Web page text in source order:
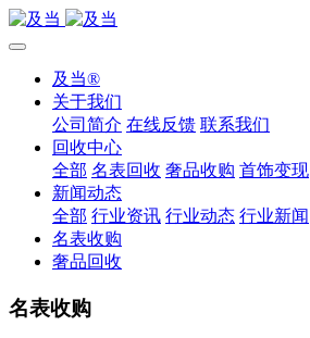
及当®
关于我们
公司简介 在线反馈 联系我们
回收中心
全部 名表回收 奢品收购 首饰变现
新闻动态
全部 行业资讯 行业动态 行业新闻
名表收购
奢品回收
名表收购